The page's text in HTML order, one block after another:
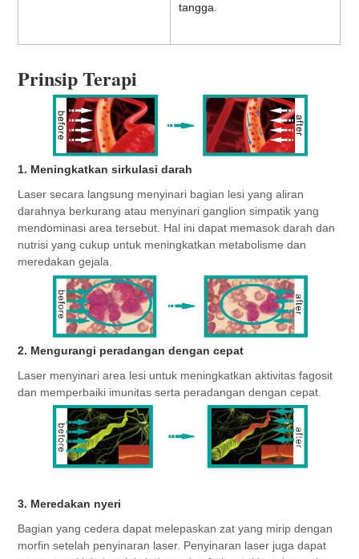
tangga.
Prinsip Terapi
1. Meningkatkan sirkulasi darah
Laser secara langsung menyinari bagian lesi yang aliran
darahnya berkurang atau menyinari ganglion simpatik yang
mendominasi area tersebut. Hal ini dapat memasok darah dan
nutrisi yang cukup untuk meningkatkan metabolisme dan
meredakan gejala.
2. Mengurangi peradangan dengan cepat
Laser menyinari area lesi untuk meningkatkan aktivitas fagosit
dan memperbaiki imunitas serta peradangan dengan cepat.
3. Meredakan nyeri
Bagian yang cedera dapat melepaskan zat yang mirip dengan
morfin setelah penyinaran laser. Penyinaran laser juga dapat